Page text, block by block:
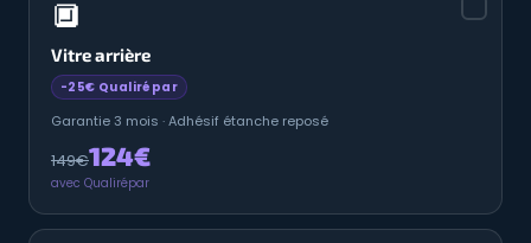
🔲
Vitre arrière
-25€ Qualirépar
Garantie 3 mois · Adhésif étanche reposé
149€124€
avec Qualirépar